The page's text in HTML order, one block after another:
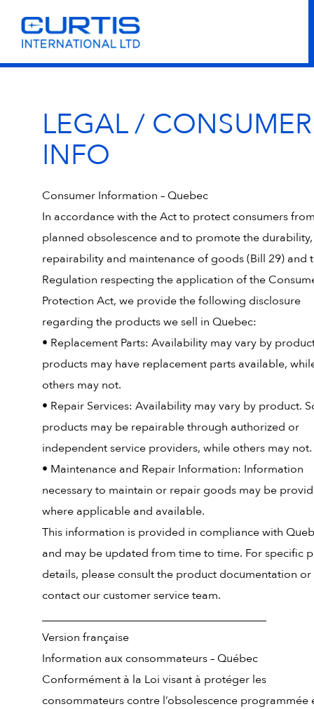
LEGAL / CONSUMER
INFO
Consumer Information – Quebec
In accordance with the Act to protect consumers
planned obsolescence and to promote the durability,
repairability and maintenance of goods (Bill 29) and
Regulation respecting the application of the
Protection Act, we provide the following disclosure
regarding the products we sell in Quebec:
• Replacement Parts: Availability may vary by
products may have replacement parts available,
others may not.
• Repair Services: Availability may vary by product.
products may be repairable through authorized or
independent service providers, while others may not.
• Maintenance and Repair Information: Information
necessary to maintain or repair goods may be
where applicable and available.
This information is provided in compliance with
and may be updated from time to time. For specific
details, please consult the product documentation or
contact our customer service team.
Version française
Information aux consommateurs – Québec
Conformément à la Loi visant à protéger les
consommateurs contre l’obsolescence programmée